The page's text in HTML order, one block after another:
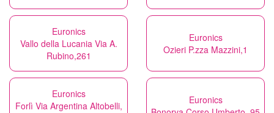
Euronics
Vallo della Lucania Via A.
Rubino,261
Euronics
Ozieri P.zza Mazzini,1
Euronics
Forlì Via Argentina Altobelli,
Euronics